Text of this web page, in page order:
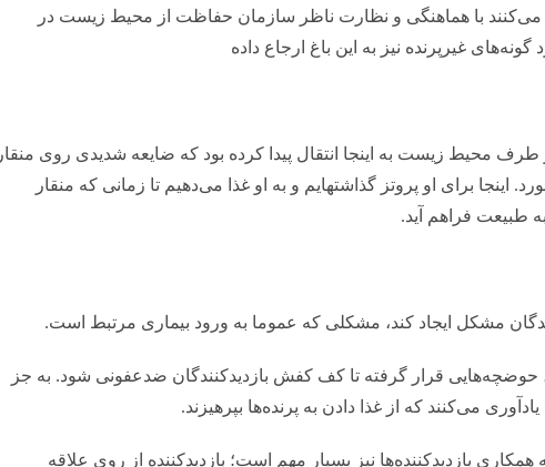
می‌کنند با هماهنگی و نظارت ناظر سازمان حفاظت از محیط زیست در
محیط زیست به اینجا انتقال پیدا کرده بود که ضایعه شدیدی روی منقار
داشت، به گونه‌ای که نمی‌توانست غذا بخورد. اینجا برای او پروتز گذاشته‎ایم و به او غذا می‌دهیم تا زمانی که منقار
طبیعت فراهم آید.
مشکل ایجاد کند، مشکلی که عموما به ورود بیماری مرتبط است.
حوضچه‌هایی قرار گرفته تا کف کفش بازدیدکنندگان ضدعفونی شود. به جز
یادآوری می‌کنند که از غذا دادن به پرنده‌ها بپرهیزند.
بازدیدکننده‌ها نیز بسیار مهم است؛ بازدیدکننده از روی علاقه